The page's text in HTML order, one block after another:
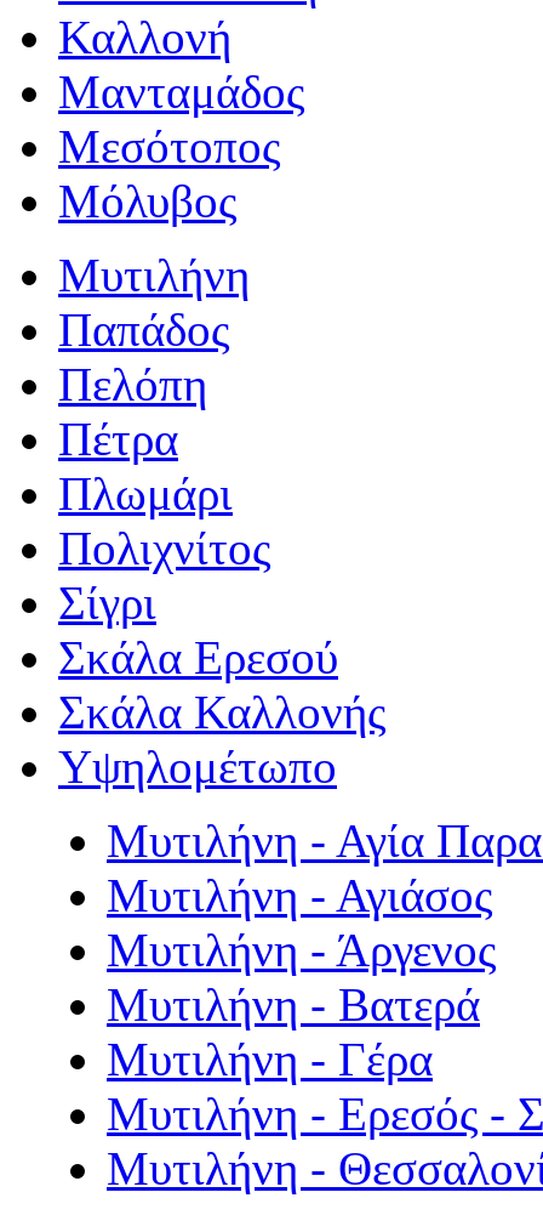
Καλλονή
Μανταμάδος
Μεσότοπος
Μόλυβος
Μυτιλήνη
Παπάδος
Πελόπη
Πέτρα
Πλωμάρι
Πολιχνίτος
Σίγρι
Σκάλα Ερεσού
Σκάλα Καλλονής
Υψηλομέτωπο
Μυτιλήνη - Αγία
Μυτιλήνη - Αγιάσος
Μυτιλήνη - Άργενος
Μυτιλήνη - Βατερά
Μυτιλήνη - Γέρα
Μυτιλήνη - Ερεσός -
Μυτιλήνη -